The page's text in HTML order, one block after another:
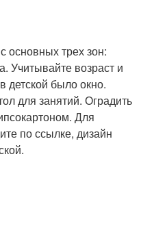
основных трех зон:
Учитывайте возраст и
детской было окно.
для занятий. Оградить
Для
по ссылке, дизайн